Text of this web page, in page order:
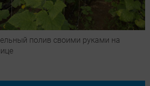
полив своими руками на